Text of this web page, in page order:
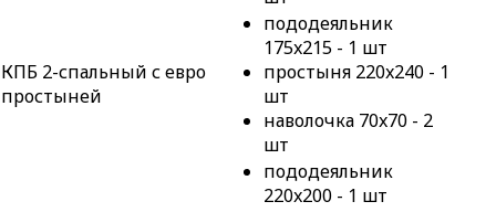
КПБ 2-спальный с евро
простыней
пододеяльник
175x215 - 1 шт
простыня 220x240 - 1
шт
наволочка 70x70 - 2
шт
пододеяльник
220x200 - 1 шт